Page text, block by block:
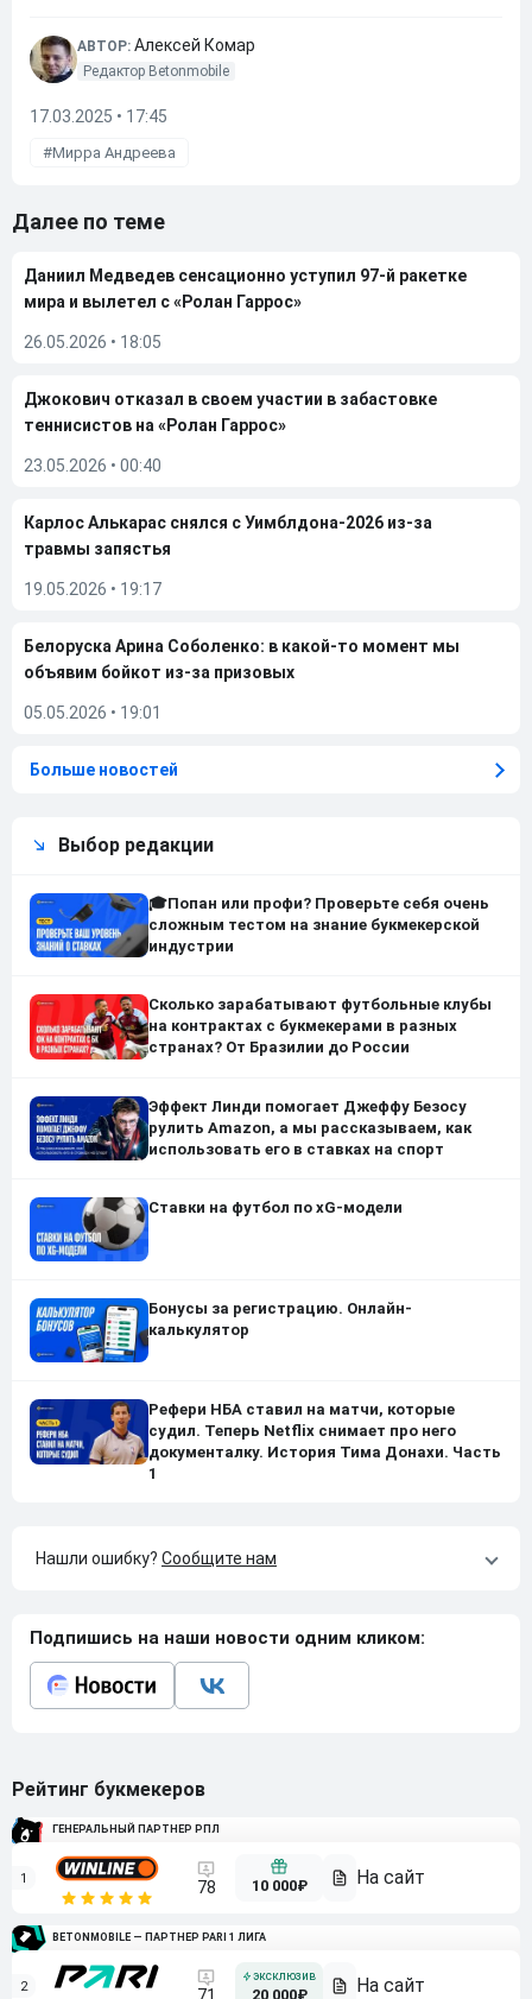
АВТОР: Алексей Комар
Редактор Betonmobile
17.03.2025 • 17:45
Мирра Андреева
Далее по теме
Даниил Медведев сенсационно уступил 97-й ракетке
мира и вылетел с «Ролан Гаррос»
26.05.2026 • 18:05
Джокович отказал в своем участии в забастовке
теннисистов на «Ролан Гаррос»
23.05.2026 • 00:40
Карлос Алькарас снялся с Уимблдона-2026 из-за
травмы запястья
19.05.2026 • 19:17
Белоруска Арина Соболенко: в какой-то момент мы
объявим бойкот из-за призовых
05.05.2026 • 19:01
Больше новостей
Выбор редакции
🎓Попан или профи? Проверьте себя очень
сложным тестом на знание букмекерской
индустрии
Сколько зарабатывают футбольные клубы
на контрактах с букмекерами в разных
странах? От Бразилии до России
Эффект Линди помогает Джеффу Безосу
рулить Amazon, а мы рассказываем, как
использовать его в ставках на спорт
Ставки на футбол по xG-модели
Бонусы за регистрацию. Онлайн-
калькулятор
Рефери НБА ставил на матчи, которые
судил. Теперь Netflix снимает про него
документалку. История Тима Донахи. Часть
1
Нашли ошибку? Сообщите нам
Подпишись на наши новости одним кликом:
Рейтинг букмекеров
ГЕНЕРАЛЬНЫЙ ПАРТНЕР РПЛ
1 78 10 000₽
BETONMOBILE — ПАРТНЕР PARI 1 ЛИГА
2 20 000₽